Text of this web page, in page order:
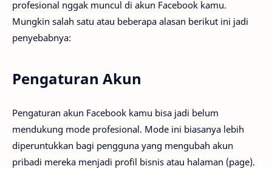
profesional nggak muncul di akun Facebook kamu.
Mungkin salah satu atau beberapa alasan berikut ini jadi
penyebabnya:
Pengaturan Akun
Pengaturan akun Facebook kamu bisa jadi belum
mendukung mode profesional. Mode ini biasanya lebih
diperuntukkan bagi pengguna yang mengubah akun
pribadi mereka menjadi profil bisnis atau halaman (page).